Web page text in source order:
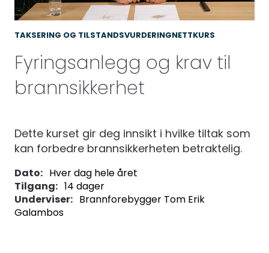
adm@norsktakst.no
22 08 76 00
Besøksadresse:
Klingenberggt. 7A, 0161 Oslo
Pb. 1516 Vika, 0117 OSLO
956 955 211
TAKSERING OG TILSTANDSVURDERINGNETTKURS
Fyringsanlegg og krav til
brannsikkerhet
Dette kurset gir deg innsikt i hvilke tiltak som
kan forbedre brannsikkerheten betraktelig.
Dato: Hver dag hele året
Tilgang: 14 dager
Underviser: Brannforebygger Tom Erik
Galambos